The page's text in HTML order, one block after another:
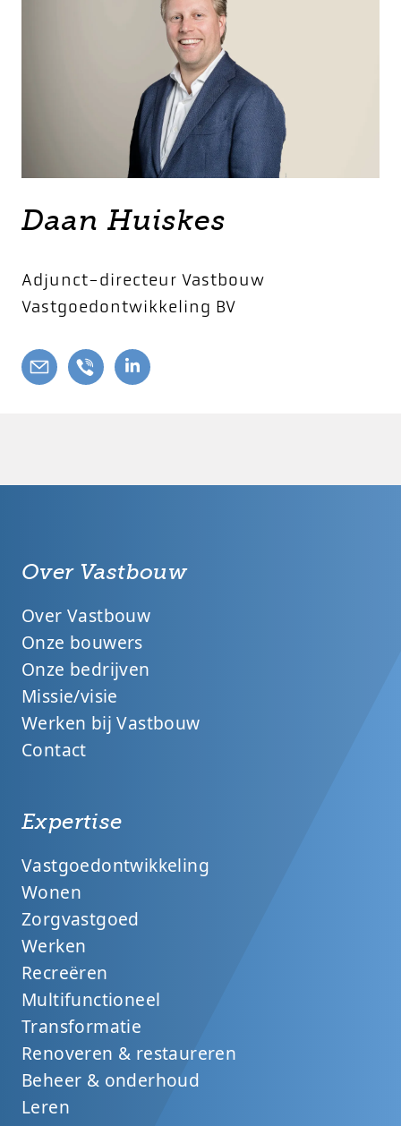
Daan Huiskes
Adjunct-directeur Vastbouw
Vastgoedontwikkeling BV
Over Vastbouw
Over Vastbouw
Onze bouwers
Onze bedrijven
Missie/visie
Werken bij Vastbouw
Contact
Expertise
Vastgoedontwikkeling
Wonen
Zorgvastgoed
Werken
Recreëren
Multifunctioneel
Transformatie
Renoveren & restaureren
Beheer & onderhoud
Leren